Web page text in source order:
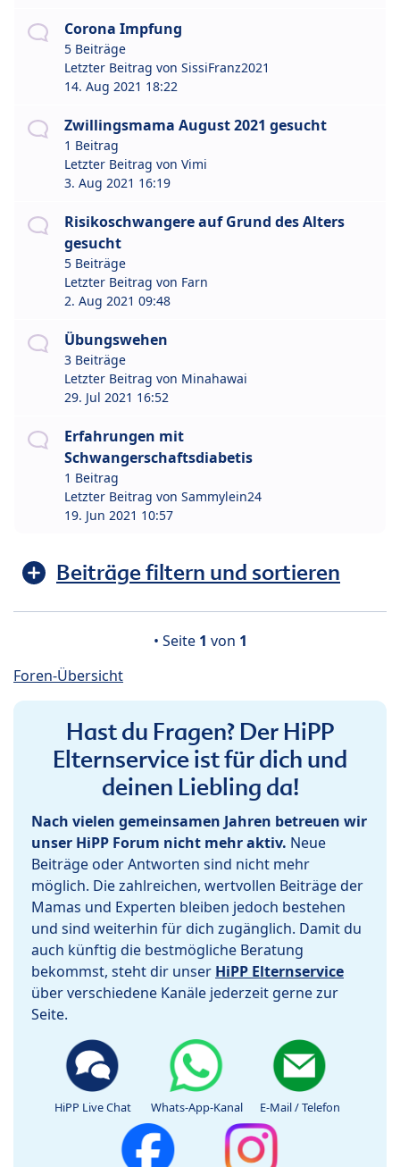
Corona Impfung
5 Beiträge
Letzter Beitrag von SissiFranz2021
14. Aug 2021 18:22
Zwillingsmama August 2021 gesucht
1 Beitrag
Letzter Beitrag von Vimi
3. Aug 2021 16:19
Risikoschwangere auf Grund des Alters
gesucht
5 Beiträge
Letzter Beitrag von Farn
2. Aug 2021 09:48
Übungswehen
3 Beiträge
Letzter Beitrag von Minahawai
29. Jul 2021 16:52
Erfahrungen mit
Schwangerschaftsdiabetis
1 Beitrag
Letzter Beitrag von Sammylein24
19. Jun 2021 10:57
Beiträge filtern und sortieren
• Seite 1 von 1
Foren-Übersicht
Hast du Fragen? Der HiPP
Elternservice ist für dich und
deinen Liebling da!
Nach vielen gemeinsamen Jahren betreuen wir
unser HiPP Forum nicht mehr aktiv. Neue
Beiträge oder Antworten sind nicht mehr
möglich. Die zahlreichen, wertvollen Beiträge der
Mamas und Experten bleiben jedoch bestehen
und sind weiterhin für dich zugänglich. Damit du
auch künftig die bestmögliche Beratung
bekommst, steht dir unser HiPP Elternservice
über verschiedene Kanäle jederzeit gerne zur
Seite.
HiPP Live Chat Whats-App-Kanal E-Mail / Telefon